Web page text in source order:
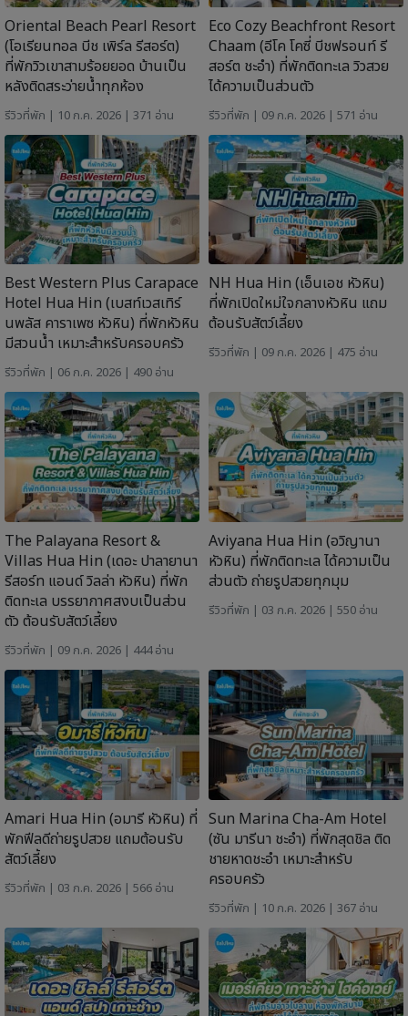
Oriental Beach Pearl Resort
(โอเรียนทอล บีช เพิร์ล รีสอร์ต)
ที่พักวิวเขาสามร้อยยอด บ้านเป็น
หลังติดสระว่ายน้ำทุกห้อง
รีวิวที่พัก | 10 ก.ค. 2026 | 371 อ่าน
Eco Cozy Beachfront Resort
Chaam (อีโค โคซี่ บีชฟรอนท์ รี
สอร์ต ชะอำ) ที่พักติดทะเล วิวสวย
ได้ความเป็นส่วนตัว
รีวิวที่พัก | 09 ก.ค. 2026 | 571 อ่าน
Best Western Plus Carapace
Hotel Hua Hin (เบสท์เวสเทิร์
นพลัส คาราเพซ หัวหิน) ที่พักหัวหิน
มีสวนน้ำ เหมาะสำหรับครอบครัว
รีวิวที่พัก | 06 ก.ค. 2026 | 490 อ่าน
NH Hua Hin (เอ็นเอช หัวหิน)
ที่พักเปิดใหม่ใจกลางหัวหิน แถม
ต้อนรับสัตว์เลี้ยง
รีวิวที่พัก | 09 ก.ค. 2026 | 475 อ่าน
The Palayana Resort &
Villas Hua Hin (เดอะ ปาลายานา
รีสอร์ท แอนด์ วิลล่า หัวหิน) ที่พัก
ติดทะเล บรรยากาศสงบเป็นส่วน
ตัว ต้อนรับสัตว์เลี้ยง
รีวิวที่พัก | 09 ก.ค. 2026 | 444 อ่าน
Aviyana Hua Hin (อวิญานา
หัวหิน) ที่พักติดทะเล ได้ความเป็น
ส่วนตัว ถ่ายรูปสวยทุกมุม
รีวิวที่พัก | 03 ก.ค. 2026 | 550 อ่าน
Amari Hua Hin (อมารี หัวหิน) ที่
พักฟีลดีถ่ายรูปสวย แถมต้อนรับ
สัตว์เลี้ยง
รีวิวที่พัก | 03 ก.ค. 2026 | 566 อ่าน
Sun Marina Cha-Am Hotel
(ซัน มารีนา ชะอำ) ที่พักสุดชิล ติด
ชายหาดชะอำ เหมาะสำหรับ
ครอบครัว
รีวิวที่พัก | 10 ก.ค. 2026 | 367 อ่าน